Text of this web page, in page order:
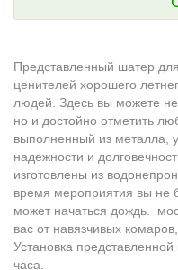
Представленный шатер
ценителей хорошего
людей. Здесь вы можете не
но и достойно отметить
выполненный из металла,
надежности и
изготовлены из
время мероприятия вы не
может начаться дождь.
вас от навязчивых
Установка
часа.